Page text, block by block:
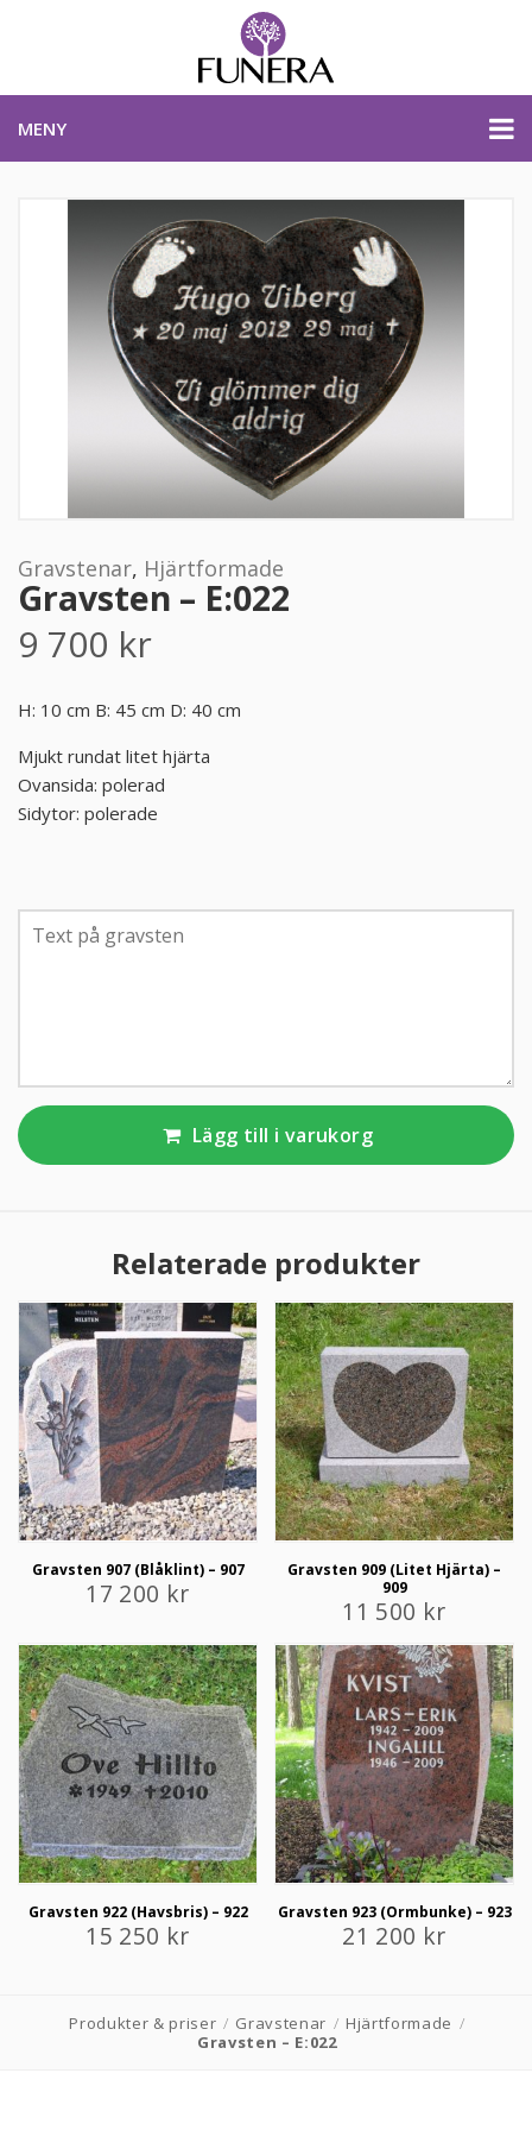
MENY
PLANERA BEGRAVNING
KONTAKTA OSS
PLANERA BEGRAVNING
PRODUKTER & PRISER
OM BEGRAVNINGAR
JURIDIK
GÄST
KONTAKTA OSS
010-10 10 350
Gravstenar, Hjärtformade
Gravsten – E:022
9 700 kr
H: 10 cm B: 45 cm D: 40 cm
Mjukt rundat litet hjärta
Ovansida: polerad
Sidytor: polerade
Lägg till i varukorg
Relaterade produkter
Gravsten 907 (Blåklint) – 907
17 200 kr
Gravsten 909 (Litet Hjärta) –
909
11 500 kr
Gravsten 922 (Havsbris) – 922
15 250 kr
Gravsten 923 (Ormbunke) – 923
21 200 kr
Produkter & priser / Gravstenar / Hjärtformade /
Gravsten – E:022